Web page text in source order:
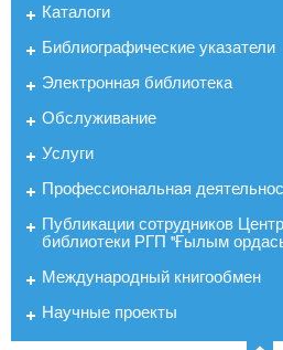
Каталоги
Библиографические указатели
Электронная библиотека
Обслуживание
Услуги
Профессиональная
Публикации сотрудников
библиотеки РГП "Ғылым
Международный книгообмен
Научные проекты